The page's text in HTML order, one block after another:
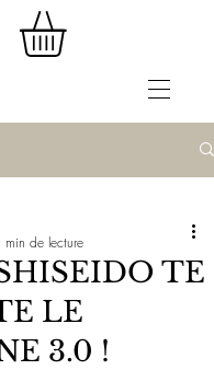
TE
LE
3.0 !
min de lecture